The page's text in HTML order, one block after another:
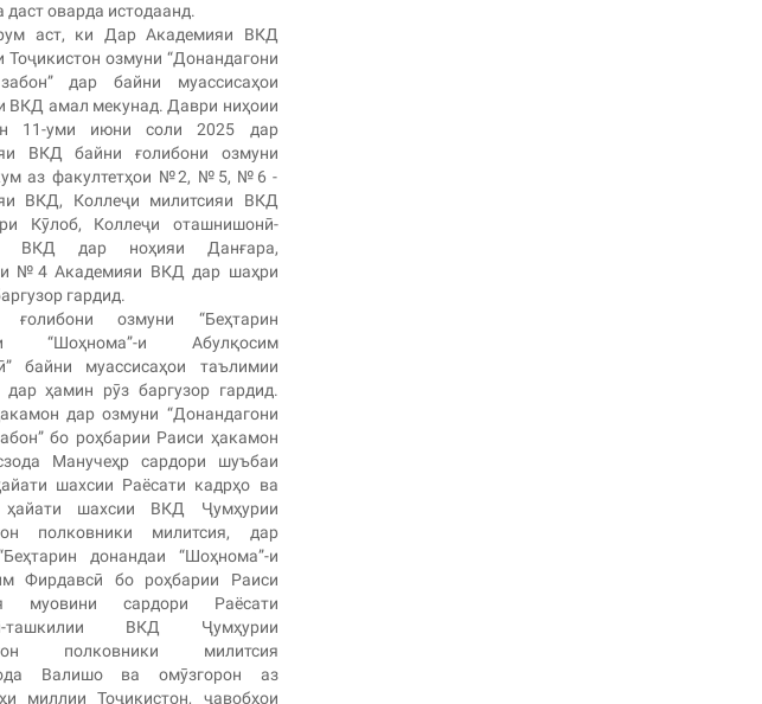
даст оварда истодаанд.
аст, ки Дар Академияи ВКД
Тоҷикистон озмуни “Донандагони
дар байни муассисаҳои
ВКД амал мекунад. Даври ниҳоии
11-уми июни соли 2025 дар
ВКД байни ғолибони озмуни
аз факултетҳои №2, №5, №6 -
ВКД, Коллеҷи милитсияи ВКД
Кӯлоб, Коллеҷи оташнишонӣ-
ВКД дар ноҳияи Данғара,
№4 Академияи ВКД дар шаҳри
гардид.
ғолибони озмуни “Беҳтарин
“Шоҳнома”-и Абулқосим
байни муассисаҳои таълимии
ҳамин рӯз баргузор гардид.
дар озмуни “Донандагони
бо роҳбарии Раиси ҳакамон
Манучеҳр сардори шуъбаи
шахсии Раёсати кадрҳо ва
шахсии ВКД Ҷумҳурии
полковники милитсия, дар
донандаи “Шоҳнома”-и
Фирдавсӣ бо роҳбарии Раиси
муовини сардори Раёсати
ташкилии ВКД Ҷумҳурии
полковники милитсия
Валишо ва омӯзгорон аз
миллии Тоҷикистон, ҷавобҳои